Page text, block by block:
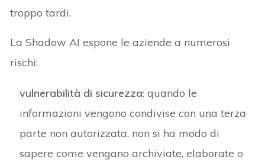
troppo tardi.
La Shadow AI espone le aziende a numerosi
rischi:
vulnerabilità di sicurezza: quando le
informazioni vengono condivise con una terza
parte non autorizzata, non si ha modo di
sapere come vengano archiviate, elaborate o